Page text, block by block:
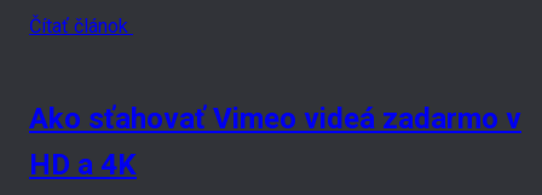
Čítať článok
Ako sťahovať Vimeo videá zadarmo v
HD a 4K